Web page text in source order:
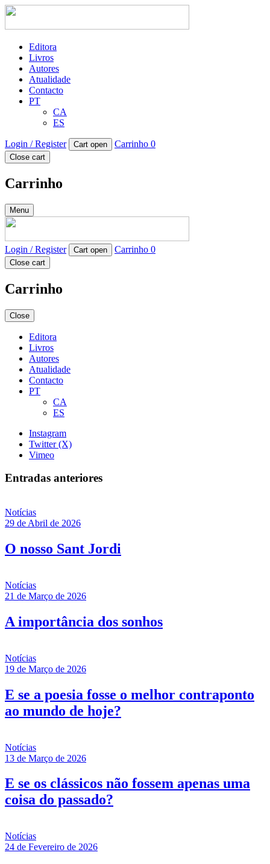
Editora
Livros
Autores
Atualidade
Contacto
PT
CA
ES
Login / Register Cart open Carrinho 0
Close cart
Carrinho
Menu
Login / Register Cart open Carrinho 0
Close cart
Carrinho
Close
Editora
Livros
Autores
Atualidade
Contacto
PT
CA
ES
Instagram
Twitter (X)
Vimeo
Entradas anteriores
Notícias
29 de Abril de 2026
O nosso Sant Jordi
Notícias
21 de Março de 2026
A importância dos sonhos
Notícias
19 de Março de 2026
E se a poesia fosse o melhor contraponto
ao mundo de hoje?
Notícias
13 de Março de 2026
E se os clássicos não fossem apenas uma
coisa do passado?
Notícias
24 de Fevereiro de 2026